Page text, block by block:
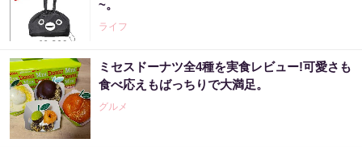
~。
ライフ
ミセスドーナツ全4種を実食レビュー!可愛さも
食べ応えもばっちりで大満足。
グルメ